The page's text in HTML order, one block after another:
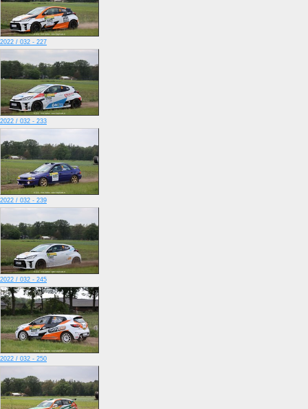
2022 / 032 - 227
2022 / 032 - 233
2022 / 032 - 239
2022 / 032 - 245
2022 / 032 - 250